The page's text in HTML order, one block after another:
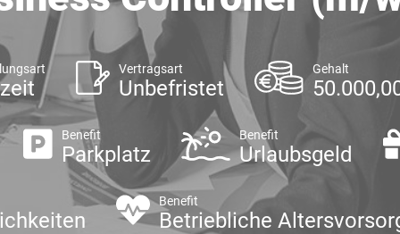
Vertragsart
Unbefristet
Gehalt
Benefit
Parkplatz
Benefit
Urlaubsgeld
Benefit
Betriebliche